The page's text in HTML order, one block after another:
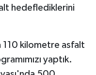
hedeflediklerini
110 kilometre asfalt
yaptık.